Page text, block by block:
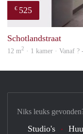
€ 525
Schotlandstraat
12 m2 · 1 kamer · Vanaf
Niks leuks
Studio's